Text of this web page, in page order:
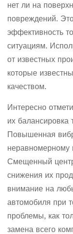
нет ли на
повреждений.
эффективность
ситуациям.
от известных
которые
качеством.
Интересно
их балансировка
Повышенная
неравномерному
Смещенный
снижения их
внимание на
автомобиля при
проблемы, как
замена всего